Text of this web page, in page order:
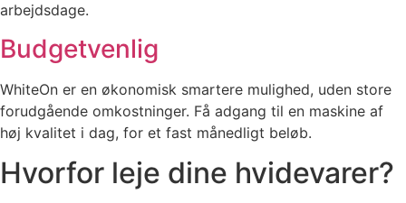
arbejdsdage.
Budgetvenlig
WhiteOn er en økonomisk smartere mulighed, uden store
forudgående omkostninger. Få adgang til en maskine af
høj kvalitet i dag, for et fast månedligt beløb.
Hvorfor leje dine hvidevarer?